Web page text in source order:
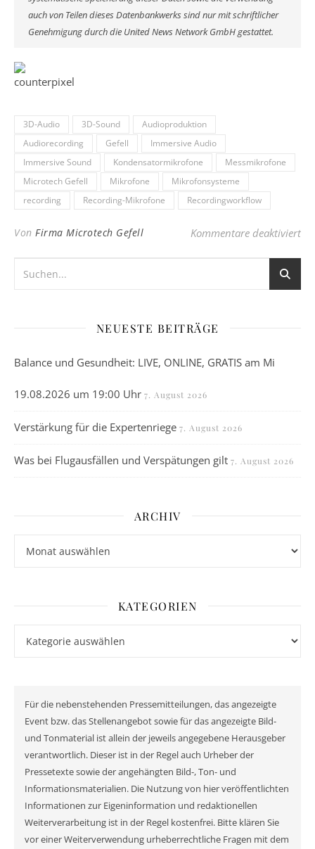
auch von Teilen dieses Datenbankwerks sind nur mit schriftlicher
Genehmigung durch die United News Network GmbH gestattet.
3D-Audio 3D-Sound
Audioproduktion
Audiorecording
Gefell
Immersive Audio
Immersive Sound
Kondensatormikrofone
Messmikrofone
Microtech Gefell
Mikrofone
Mikrofonsysteme
recording
Recording-Mikrofone Recordingworkflow
Von Firma Microtech Gefell Kommentare deaktiviertfür
NEUESTE BEITRÄGE
Balance und Gesundheit: LIVE, ONLINE, GRATIS am Mi
19.08.2026 um 19:00 Uhr 7. August 2026
Verstärkung für die Expertenriege 7. August 2026
Was bei Flugausfällen und Verspätungen gilt 7. August 2026
ARCHIV
KATEGORIEN
Für die nebenstehenden Pressemitteilungen, das angezeigte
Event bzw. das Stellenangebot sowie für das angezeigte Bild-
und Tonmaterial ist allein der jeweils angegebene Herausgeber
verantwortlich. Dieser ist in der Regel auch Urheber der
Pressetexte sowie der angehängten Bild-, Ton- und
Informationsmaterialien. Die Nutzung von hier veröffentlichten
Informationen zur Eigeninformation und redaktionellen
Weiterverarbeitung ist in der Regel kostenfrei. Bitte klären Sie
vor einer Weiterverwendung urheberrechtliche Fragen mit dem